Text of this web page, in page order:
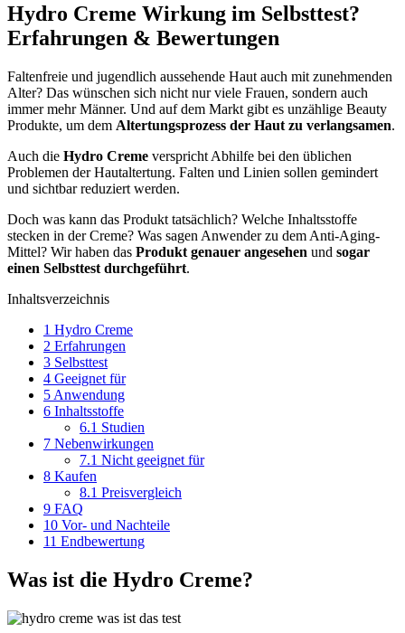
Hydro Creme Wirkung im Selbsttest?
Erfahrungen & Bewertungen
Faltenfreie und jugendlich aussehende Haut auch mit zunehmenden
Alter? Das wünschen sich nicht nur viele Frauen, sondern auch
immer mehr Männer. Und auf dem Markt gibt es unzählige Beauty
Produkte, um dem Altertungsprozess der Haut zu verlangsamen.
Auch die Hydro Creme verspricht Abhilfe bei den üblichen
Problemen der Hautaltertung. Falten und Linien sollen gemindert
und sichtbar reduziert werden.
Doch was kann das Produkt tatsächlich? Welche Inhaltsstoffe
stecken in der Creme? Was sagen Anwender zu dem Anti-Aging-
Mittel? Wir haben das Produkt genauer angesehen und sogar
einen Selbsttest durchgeführt.
Inhaltsverzeichnis
1 Hydro Creme
2 Erfahrungen
3 Selbsttest
4 Geeignet für
5 Anwendung
6 Inhaltsstoffe
6.1 Studien
7 Nebenwirkungen
7.1 Nicht geeignet für
8 Kaufen
8.1 Preisvergleich
9 FAQ
10 Vor- und Nachteile
11 Endbewertung
Was ist die Hydro Creme?